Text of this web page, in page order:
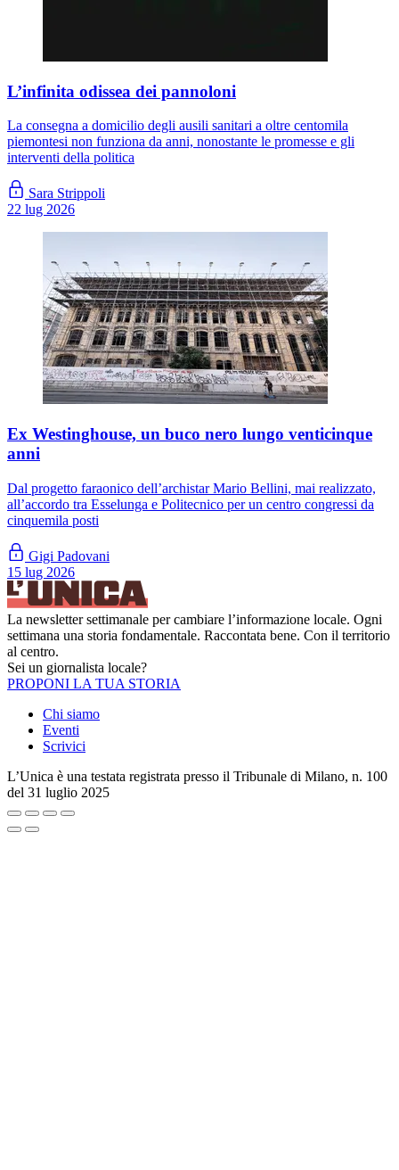
L’infinita odissea dei pannoloni
La consegna a domicilio degli ausili sanitari a oltre centomila
piemontesi non funziona da anni, nonostante le promesse e gli
interventi della politica
Sara Strippoli
22 lug 2026
Ex Westinghouse, un buco nero lungo venticinque
anni
Dal progetto faraonico dell’archistar Mario Bellini, mai realizzato,
all’accordo tra Esselunga e Politecnico per un centro congressi da
cinquemila posti
Gigi Padovani
15 lug 2026
La newsletter settimanale per cambiare l’informazione locale. Ogni
settimana una storia fondamentale. Raccontata bene. Con il territorio
al centro.
Sei un giornalista locale?
PROPONI LA TUA STORIA
Chi siamo
Eventi
Scrivici
L’Unica è una testata registrata presso il Tribunale di Milano, n. 100
del 31 luglio 2025